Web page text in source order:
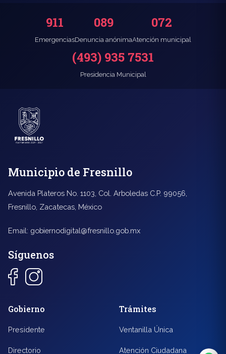
911
Emergencias
089
Denuncia anónima
072
Atención municipal
(493) 935 7531
Presidencia Municipal
Municipio de Fresnillo
Avenida Plateros No. 1103, Col. Arboledas C.P. 99056,
Fresnillo, Zacatecas, México
Email: gobiernodigital@fresnillo.gob.mx
Síguenos
Gobierno
Presidente
Directorio
Trámites
Ventanilla Única
Atención Ciudadana